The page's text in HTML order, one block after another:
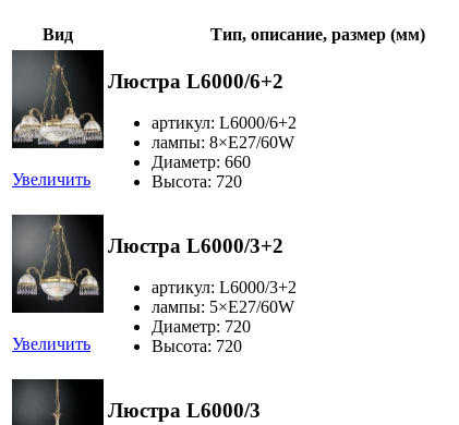
Вид Тип, описание, размер (мм)
Увеличить
Люстра L6000/6+2
артикул: L6000/6+2
лампы: 8×Е27/60W
Диаметр: 660
Высота: 720
Увеличить
Люстра L6000/3+2
артикул: L6000/3+2
лампы: 5×Е27/60W
Диаметр: 720
Высота: 720
Люстра L6000/3